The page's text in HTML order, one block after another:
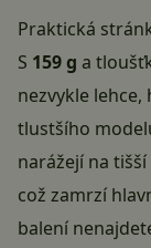
Praktická
S 159 g a
nezvykle
tlustšího
narážejí na
což zamrzí
balení